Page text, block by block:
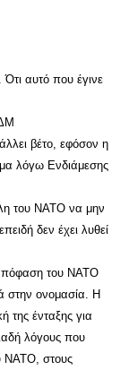
αυτό που έγινε
βέτο, εφόσον η
λόγω Ενδιάμεσης
του ΝΑΤΟ να μην
δεν έχει λυθεί
απόφαση του ΝΑΤΟ
στην ονομασία. Η
της ένταξης για
λόγους που
ΝΑΤΟ, στους